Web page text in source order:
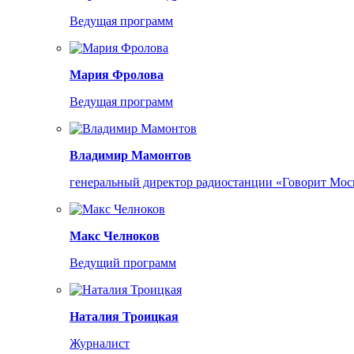
Ведущая программ
Мария Фролова
Ведущая программ
Владимир Мамонтов
генеральный директор радиостанции «Говорит
Макс Челноков
Ведущий программ
Наталия Троицкая
Журналист